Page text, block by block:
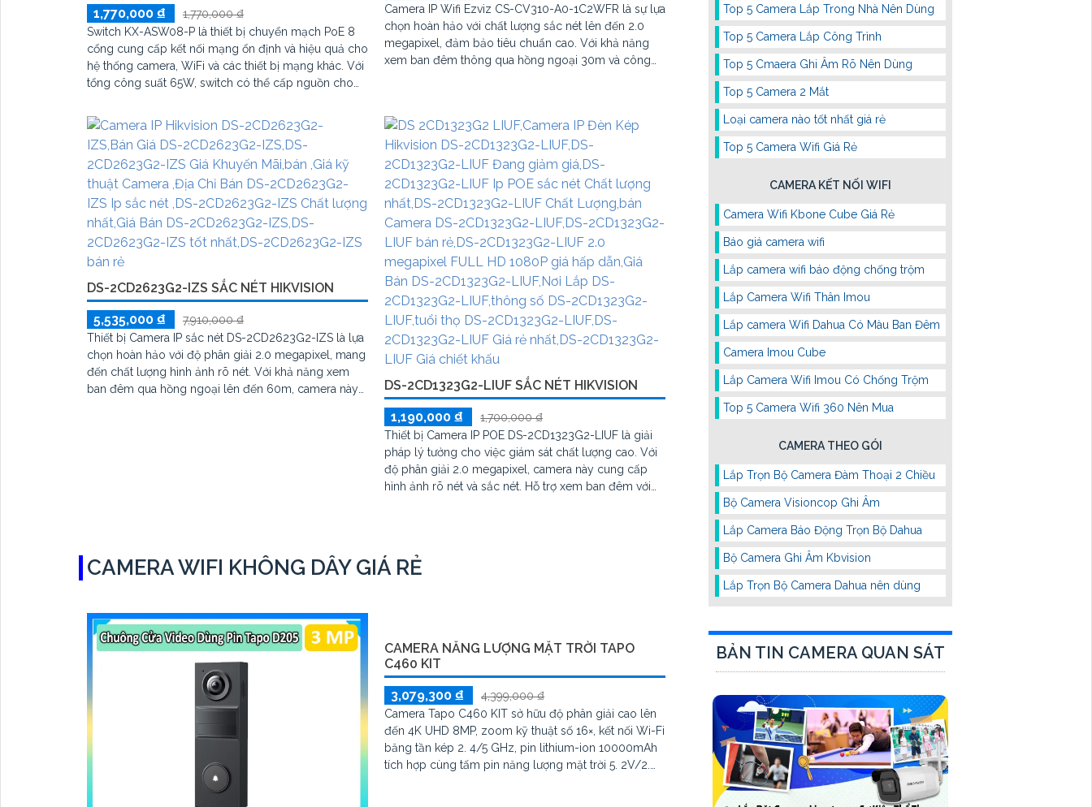
1,770,000 ₫
1,770,000 ₫
Switch KX-ASW08-P là thiết bị chuyển mạch PoE 8
cổng cung cấp kết nối mạng ổn định và hiệu quả cho
hệ thống camera, WiFi và các thiết bị mạng khác. Với
tổng công suất 65W, switch có thể cấp nguồn cho
và ổn định. Thiết bị chia mạng phù hợp cho văn
phòng, cửa hàng và các hệ thống giám sát an ninh
Camera IP Wifi Ezviz CS-CV310-A0-1C2WFR là sự lựa
chọn hoàn hảo với chất lượng sắc nét lên đến 2.0
megapixel, đảm bảo tiêu chuẩn cao. Với khả năng
xem ban đêm thông qua hồng ngoại 30m và công
DS-2CD2623G2-IZS SẮC NÉT HIKVISION
5,535,000 ₫
7,910,000 ₫
Thiết bị Camera IP sắc nét DS-2CD2623G2-IZS là lựa
chọn hoàn hảo với độ phân giải 2.0 megapixel, mang
đến chất lượng hình ảnh rõ nét. Với khả năng xem
ban đêm qua hồng ngoại lên đến 60m, camera này
DS-2CD1323G2-LIUF SẮC NÉT HIKVISION
1,190,000 ₫
1,700,000 ₫
Thiết bị Camera IP POE DS-2CD1323G2-LIUF là giải
pháp lý tưởng cho việc giám sát chất lượng cao. Với
độ phân giải 2.0 megapixel, camera này cung cấp
hình ảnh rõ nét và sắc nét. Hỗ trợ xem ban đêm với
CAMERA WIFI KHÔNG DÂY GIÁ RẺ
CAMERA NĂNG LƯỢNG MẶT TRỜI TAPO
C460 KIT
3,079,300 ₫
4,399,000 ₫
Camera Tapo C460 KIT sở hữu độ phân giải cao lên
đến 4K UHD 8MP, zoom kỹ thuật số 16×, kết nối Wi-Fi
băng tần kép 2. 4/5 GHz, pin lithium-ion 10000mAh
tích hợp cùng tấm pin năng lượng mặt trời 5. 2V/2.
Top 5 Camera Lắp Trong Nhà Nên Dùng
Top 5 Camera Lắp Công Trình
Top 5 Cmaera Ghi Âm Rõ Nên Dùng
Top 5 Camera 2 Mắt
Loại camera nào tốt nhất giá rẻ
Top 5 Camera Wifi Giá Rẻ
CAMERA KẾT NỐI WIFI
Camera Wifi Kbone Cube Giá Rẻ
Báo giá camera wifi
Lắp camera wifi báo động chống trộm
Lắp Camera Wifi Thân Imou
Lắp camera Wifi Dahua Có Màu Ban Đêm
Camera Imou Cube
Lắp Camera Wifi Imou Có Chống Trộm
Top 5 Camera Wifi 360 Nên Mua
CAMERA THEO GÓI
Lắp Trọn Bộ Camera Đàm Thoại 2 Chiều
Bộ Camera Visioncop Ghi Âm
Lắp Camera Báo Động Trọn Bộ Dahua
Bộ Camera Ghi Âm Kbvision
Lắp Trọn Bộ Camera Dahua nên dùng
BẢN TIN CAMERA QUAN SÁT